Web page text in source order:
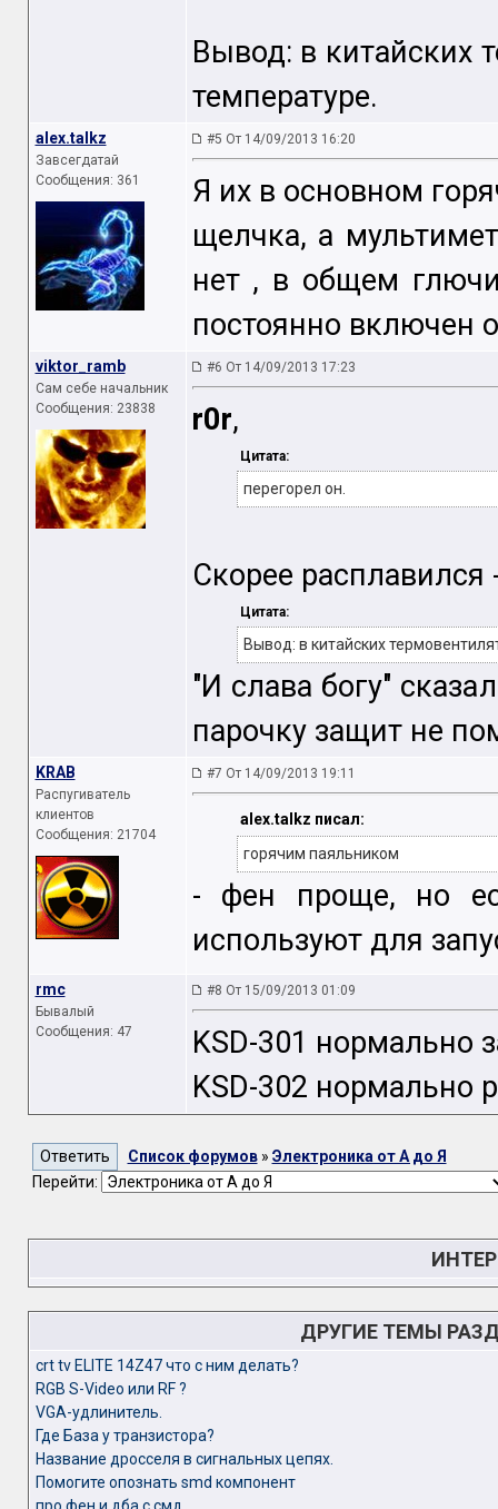
Вывод: в китайских
температуре.
alex.talkz
Завсегдатай
Сообщения: 361
#5 От 14/09/2013 16:20
Я их в основном
щелчка, а
нет , в общем
постоянно включен
viktor_ramb
Сам себе начальник
Сообщения: 23838
#6 От 14/09/2013 17:23
r0r,
Цитата:
перегорел он.
Скорее
Цитата:
Вывод: в китайских
"И слава богу"
парочку защит не
KRAB
Распугиватель
клиентов
Сообщения: 21704
#7 От 14/09/2013 19:11
alex.talkz писал:
горячим паяльником
- фен проще, но
используют для
rmc
Бывалый
Сообщения: 47
#8 От 15/09/2013 01:09
KSD-301 нормально
KSD-302 нормально
Список форумов» Электроника от А до Я
Перейти:
ДРУГИЕ ТЕМЫ
crt tv ELITE 14Z47 что с ним делать?
RGB S-Video или RF ?
VGA-удлинитель.
Где База у транзистора?
Название дросселя в сигнальных цепях.
Помогите опознать smd компонент